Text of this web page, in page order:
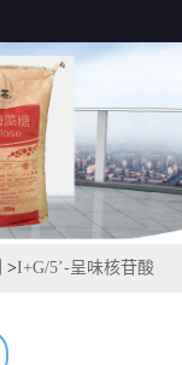
>I+G/5’-呈味核苷酸